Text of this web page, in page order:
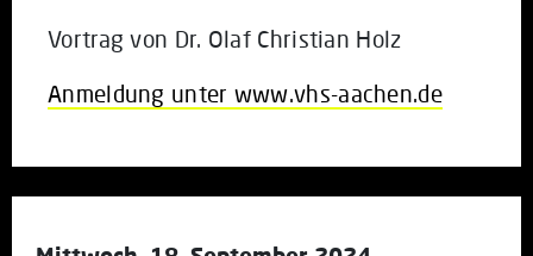
Vortrag von Dr. Olaf Christian Holz
Anmeldung unter www.vhs-aachen.de